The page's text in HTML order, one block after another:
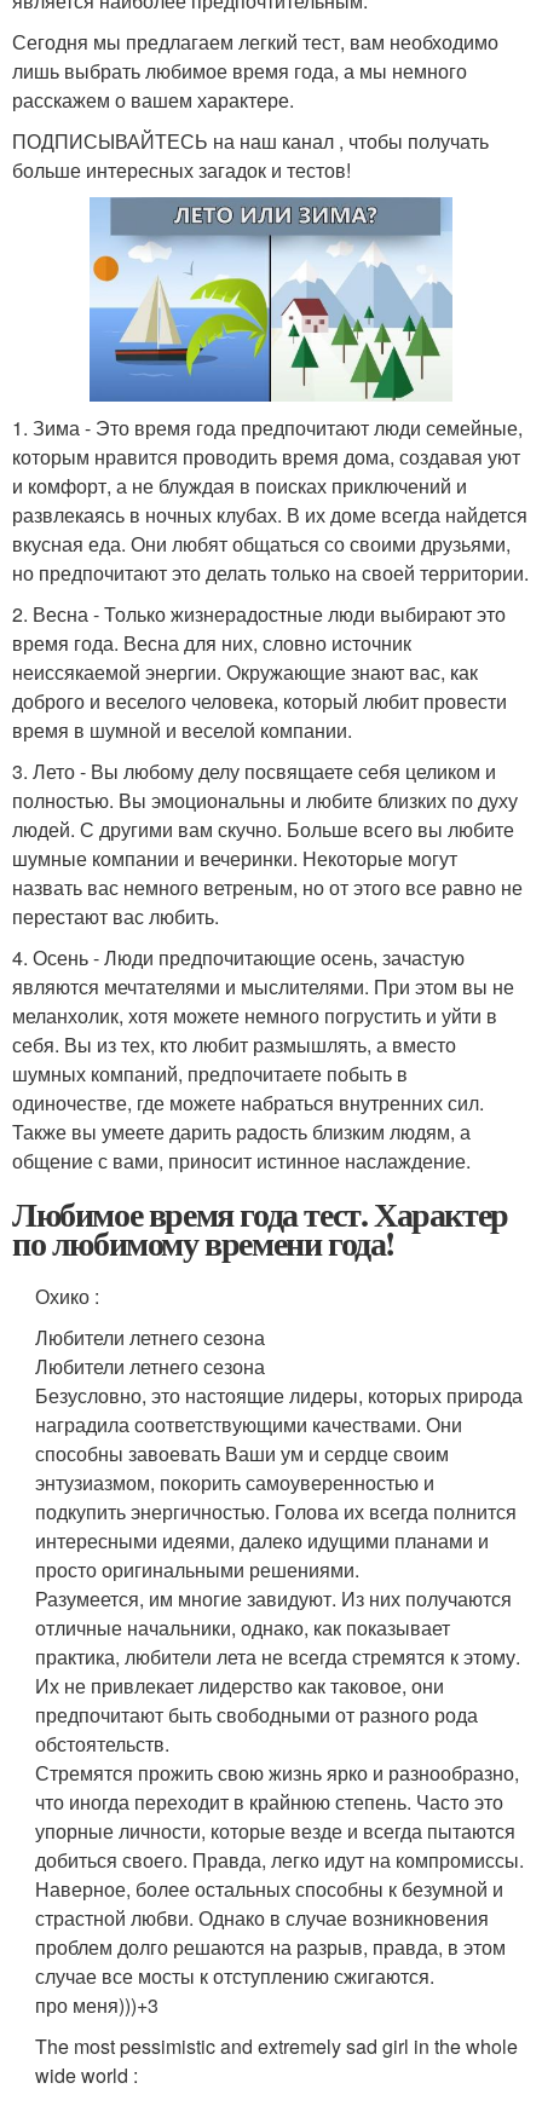
Сегодня мы предлагаем легкий тест, вам необходимо
лишь выбрать любимое время года, а мы немного
расскажем о вашем характере.
ПОДПИСЫВАЙТЕСЬ на наш канал , чтобы получать
больше интересных загадок и тестов!
1. Зима - Это время года предпочитают люди семейные,
которым нравится проводить время дома, создавая уют
и комфорт, а не блуждая в поисках приключений и
развлекаясь в ночных клубах. В их доме всегда найдется
вкусная еда. Они любят общаться со своими друзьями,
но предпочитают это делать только на своей территории.
2. Весна - Только жизнерадостные люди выбирают это
время года. Весна для них, словно источник
неиссякаемой энергии. Окружающие знают вас, как
доброго и веселого человека, который любит провести
время в шумной и веселой компании.
3. Лето - Вы любому делу посвящаете себя целиком и
полностью. Вы эмоциональны и любите близких по духу
людей. С другими вам скучно. Больше всего вы любите
шумные компании и вечеринки. Некоторые могут
назвать вас немного ветреным, но от этого все равно не
перестают вас любить.
4. Осень - Люди предпочитающие осень, зачастую
являются мечтателями и мыслителями. При этом вы не
меланхолик, хотя можете немного погрустить и уйти в
себя. Вы из тех, кто любит размышлять, а вместо
шумных компаний, предпочитаете побыть в
одиночестве, где можете набраться внутренних сил.
Также вы умеете дарить радость близким людям, а
общение с вами, приносит истинное наслаждение.
Любимое время года тест. Характер
по любимому времени года!
Охико :
Любители летнего сезона
Любители летнего сезона
Безусловно, это настоящие лидеры, которых природа
наградила соответствующими качествами. Они
способны завоевать Ваши ум и сердце своим
энтузиазмом, покорить самоуверенностью и
подкупить энергичностью. Голова их всегда полнится
интересными идеями, далеко идущими планами и
просто оригинальными решениями.
Разумеется, им многие завидуют. Из них получаются
отличные начальники, однако, как показывает
практика, любители лета не всегда стремятся к этому.
Их не привлекает лидерство как таковое, они
предпочитают быть свободными от разного рода
обстоятельств.
Стремятся прожить свою жизнь ярко и разнообразно,
что иногда переходит в крайнюю степень. Часто это
упорные личности, которые везде и всегда пытаются
добиться своего. Правда, легко идут на компромиссы.
Наверное, более остальных способны к безумной и
страстной любви. Однако в случае возникновения
проблем долго решаются на разрыв, правда, в этом
случае все мосты к отступлению сжигаются.
про меня)))+3
The most pessimistic and extremely sad girl in the whole
wide world :